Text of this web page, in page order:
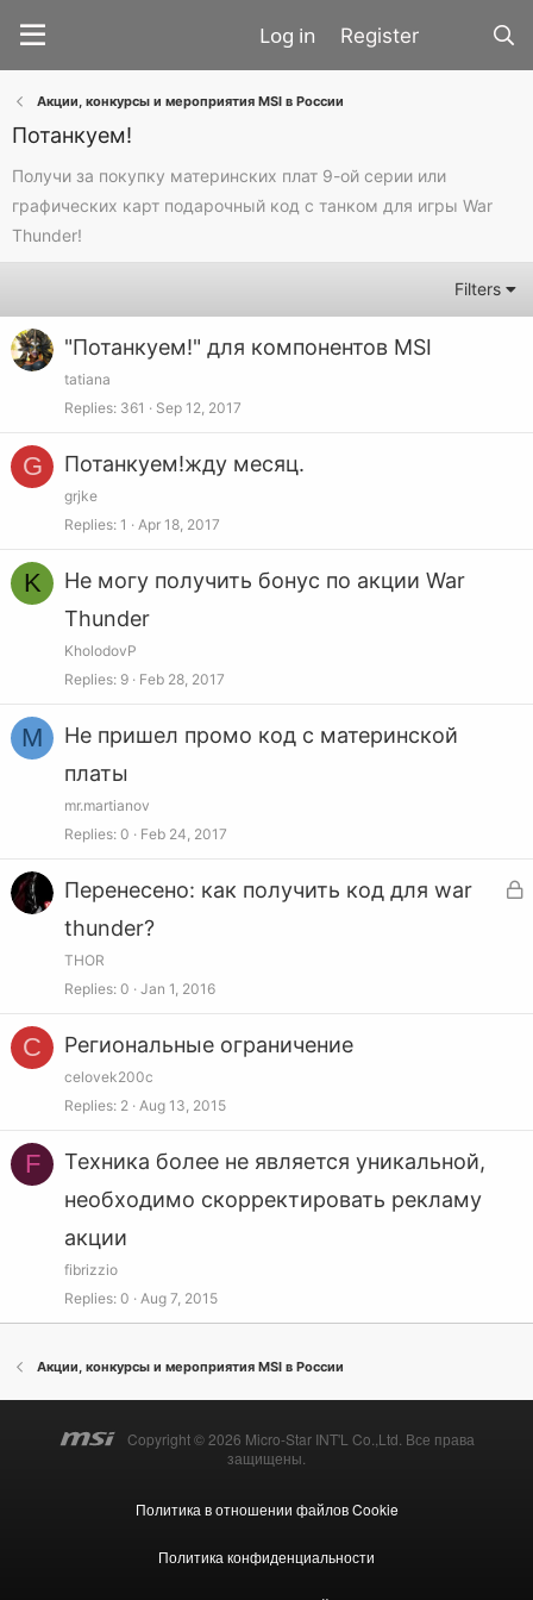
Register
Акции, конкурсы и мероприятия MSI в Роcсии
Потанкуем!
Получи за покупку материнских плат 9-ой серии или
графических карт подарочный код с танком для игры War
Thunder!
Filters
"Потанкуем!" для компонентов MSI
tatiana
Replies 361 Sep 12, 2017
G Потанкуем!жду месяц.
grjke
Replies 1 Apr 18, 2017
K
Не могу получить бонус по акции War
Thunder
KholodovP
Replies 9 Feb 28, 2017
M
Не пришел промо код с материнской
платы
mr.martianov
Replies 0 Feb 24, 2017
L
Перенесено: как получить код для war
thunder?
THOR
Replies 0 Jan 1, 2016
C Региональные ограничение
celovek200c
Replies 2 Aug 13, 2015
F
Техника более не является уникальной,
необходимо скорректировать рекламу
акции
fibrizzio
Replies 0 Aug 7, 2015
Акции, конкурсы и мероприятия MSI в Роcсии
Copyright © 2026 Micro-Star INT'L Co.,Ltd. Все права
защищены.
Политика в отношении файлов Cookie
Политика конфиденциальности